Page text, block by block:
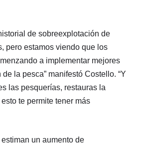
de sobreexplotación de
pero estamos viendo que los
a implementar mejores
la pesca” manifestó Costello. “Y
las pesquerías, restauras la
te permite tener más
un aumento de